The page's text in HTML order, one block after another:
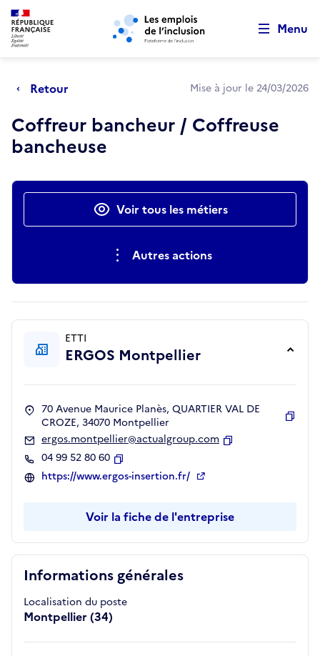
Aller au menu principal Aller au contenu principal
Menu
Retour Mise à jour le 24/03/2026
Coffreur bancheur / Coffreuse
bancheuse
Actions rapidesVoir tous les métiers
Autres actions
Informations générales
Localisation du poste
Montpellier (34)
ETTI
ERGOS Montpellier
70 Avenue Maurice Planès, QUARTIER VAL DE
CROZE, 34070 Montpellier
ergos.montpellier@actualgroup.com
04 99 52 80 60
Copier
https://www.ergos-insertion.fr/
Voir la fiche de l'entreprise
Retour au début de la page
Panneau de gestion des cookies